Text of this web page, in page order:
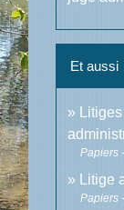
Et aussi
Papiers
Litige
Papiers